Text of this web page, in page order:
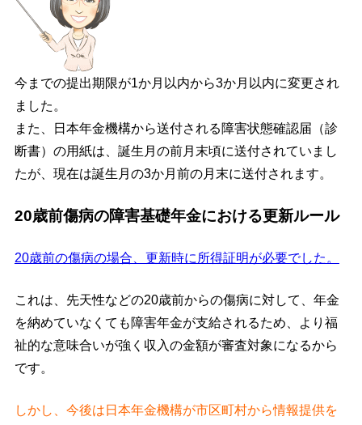
今までの提出期限が1か月以内から3か月以内に変更され
ました。
また、日本年金機構から送付される障害状態確認届（診
断書）の用紙は、誕生月の前月末頃に送付されていまし
たが、現在は誕生月の3か月前の月末に送付されます。
20歳前傷病の障害基礎年金における更新ルール
20歳前の傷病の場合、更新時に所得証明が必要でした。
これは、先天性などの20歳前からの傷病に対して、年金
を納めていなくても障害年金が支給されるため、より福
祉的な意味合いが強く収入の金額が審査対象になるから
です。
しかし、今後は日本年金機構が市区町村から情報提供を